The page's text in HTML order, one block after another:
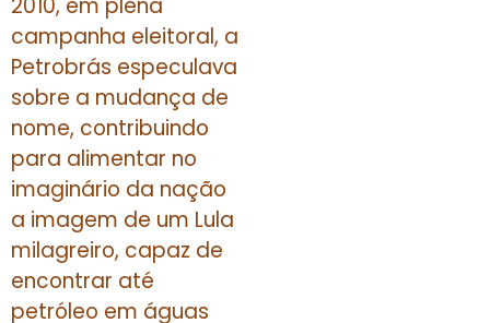
campanha eleitoral, a
Petrobrás especulava
sobre a mudança de
nome, contribuindo
para alimentar no
imaginário da nação
a imagem de um Lula
milagreiro, capaz de
encontrar até
petróleo em águas